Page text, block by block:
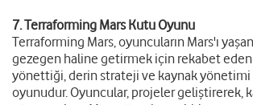
7. Terraforming Mars Kutu Oyunu
Terraforming Mars, oyuncuların Mars'ı
gezegen haline getirmek için rekabet
yönettiği, derin strateji ve kaynak yönetimi
oyunudur. Oyuncular, projeler geliştirerek,